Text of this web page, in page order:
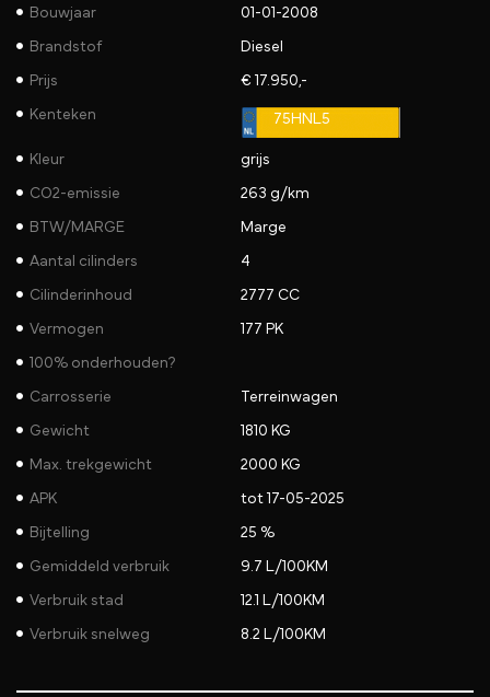
Bouwjaar 01-01-2008
Brandstof Diesel
Prijs € 17.950,-
Kenteken 75HNL5
Kleur grijs
CO2-emissie 263 g/km
BTW/MARGE Marge
Aantal cilinders 4
Cilinderinhoud 2777 CC
Vermogen 177 PK
100% onderhouden?
Carrosserie Terreinwagen
Gewicht 1810 KG
Max. trekgewicht 2000 KG
APK tot 17-05-2025
Bijtelling 25 %
Gemiddeld verbruik 9.7 L/100KM
Verbruik stad 12.1 L/100KM
Verbruik snelweg 8.2 L/100KM